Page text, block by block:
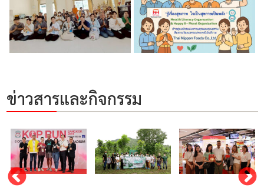
ข่าวสารและกิจกรรม